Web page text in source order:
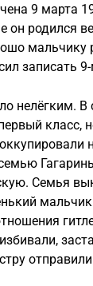
9 марта
он родился
мальчику
записать
нелёгким. В
класс,
Семья
мальчик